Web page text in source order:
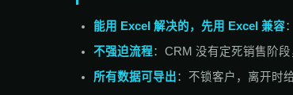
能用 Excel 解决的，先用 Excel 兼容
不强迫流程：CRM 没有定死销售阶段
所有数据可导出：不锁客户，离开时